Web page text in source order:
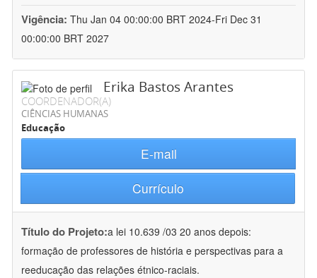
Vigência: Thu Jan 04 00:00:00 BRT 2024-Fri Dec 31
00:00:00 BRT 2027
Erika Bastos Arantes
COORDENADOR(A)
CIÊNCIAS HUMANAS
Educação
E-mail
Currículo
Título do Projeto:a lei 10.639 /03 20 anos depois:
formação de professores de história e perspectivas para a
reeducação das relações étnico-raciais.